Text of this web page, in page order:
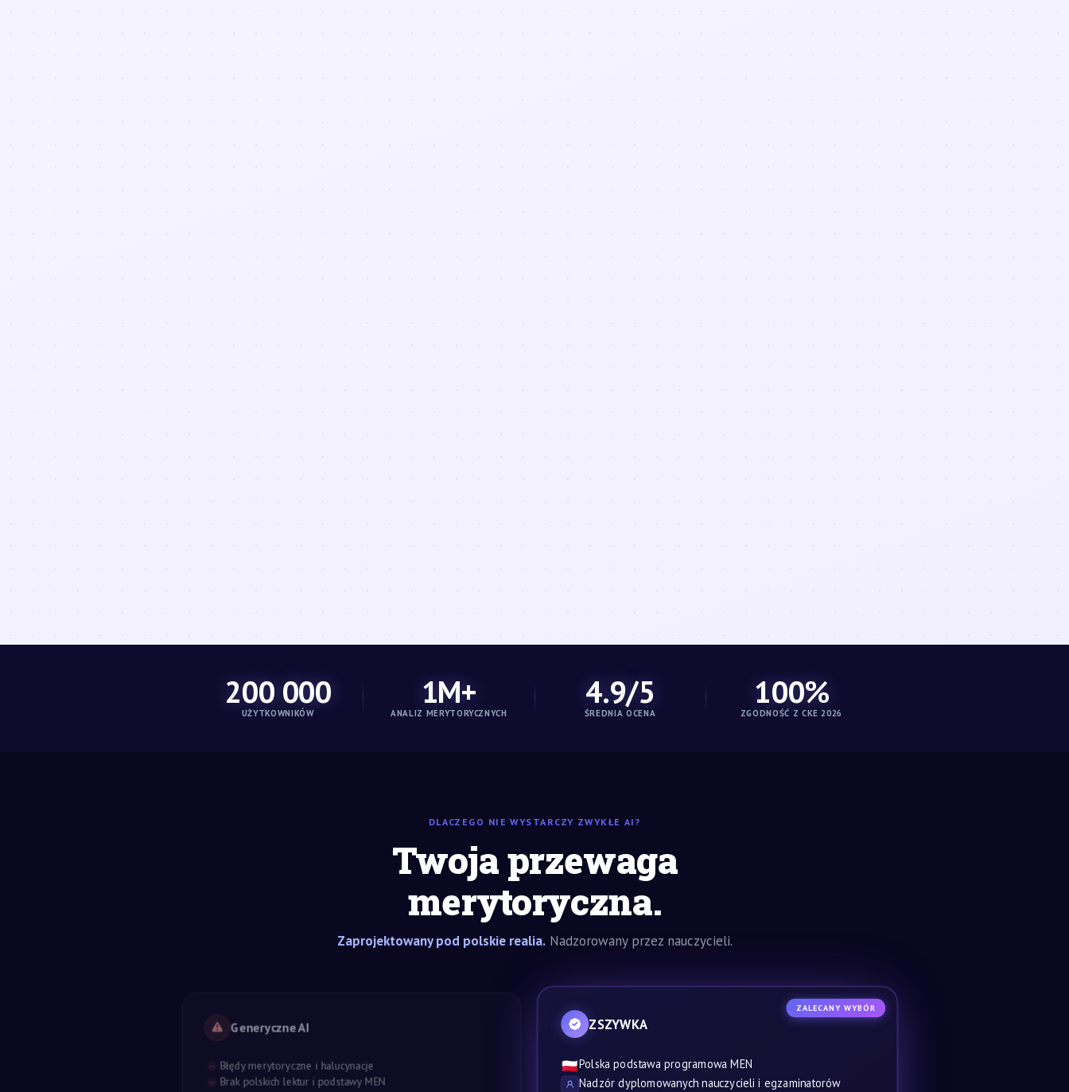
200 000
UŻYTKOWNIKÓW
1M+
ANALIZ MERYTORYCZNYCH
4.9/5
ŚREDNIA OCENA
100%
ZGODNOŚĆ Z CKE 2026
DLACZEGO NIE WYSTARCZY ZWYKŁE AI?
Twoja przewaga
merytoryczna.
Zaprojektowany pod polskie realia.Nadzorowany przez nauczycieli.
Generyczne AI
Błędy merytoryczne i halucynacje
Brak polskich lektur i podstawy MEN
ZALECANY WYBÓR
ZSZYWKA
🇵🇱Polska podstawa programowa MEN
Nadzór dyplomowanych nauczycieli i egzaminatorów